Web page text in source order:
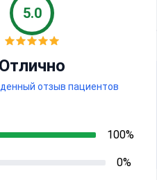
5.0
Отлично
отзыв пациентов
0%
100%